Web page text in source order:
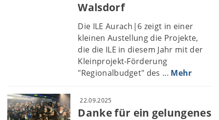
Walsdorf
Die ILE Aurach|6 zeigt in einer
kleinen Austellung die Projekte,
die die ILE in diesem Jahr mit der
Kleinprojekt-Förderung
"Regionalbudget" des ... Mehr
22.09.2025
Danke für ein gelungenes